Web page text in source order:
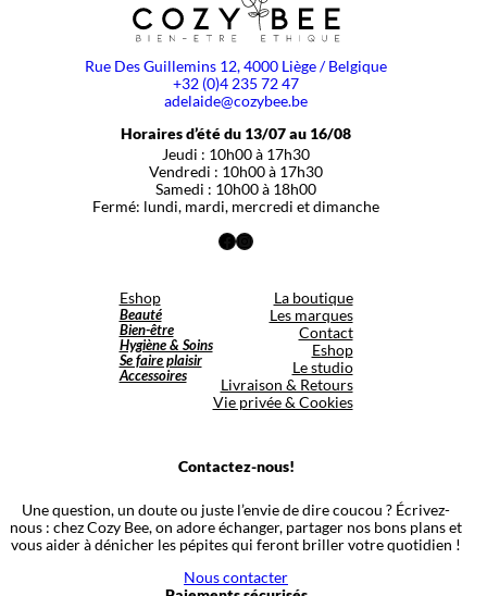
Rue Des Guillemins 12, 4000 Liège / Belgique
+32 (0)4 235 72 47
adelaide@cozybee.be
Horaires d’été du 13/07 au 16/08
Jeudi : 10h00 à 17h30
Vendredi : 10h00 à 17h30
Samedi : 10h00 à 18h00
Fermé: lundi, mardi, mercredi et dimanche
Facebook
Instagram
Eshop
Beauté
Bien-être
Hygiène & Soins
Se faire plaisir
Accessoires
La boutique
Les marques
Contact
Eshop
Le studio
Livraison & Retours
Vie privée & Cookies
Contactez-nous!
Une question, un doute ou juste l’envie de dire coucou ? Écrivez-
nous : chez Cozy Bee, on adore échanger, partager nos bons plans et
vous aider à dénicher les pépites qui feront briller votre quotidien !
Nous contacter